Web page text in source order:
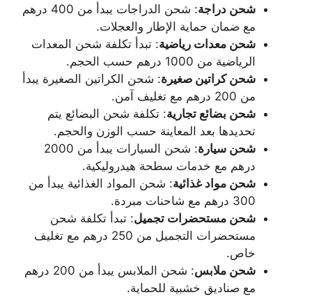
شحن دراجة
: شحن الدراجات يبدأ من 400 درهم
مع ضمان حماية الإطار والعجلات.
شحن معدات رياضية: تبدأ تكلفة شحن المعدات
الرياضية من 1000 درهم حسب الحجم.
شحن كراتين صغيرة: شحن الكراتين الصغيرة يبدأ
من 200 درهم مع تغليف آمن.
شحن بضائع تجارية: تكلفة شحن البضائع يتم
تحديدها بعد المعاينة حسب الوزن والحجم.
شحن سيارة
: شحن السيارات يبدأ من 2000
درهم مع خدمات سطحة هيدروليكية.
شحن مواد غذائية: شحن المواد الغذائية يبدأ من
300 درهم مع شاحنات مبردة.
شحن مستحضرات تجميل: تبدأ تكلفة شحن
مستحضرات التجميل من 250 درهم مع تغليف
خاص.
شحن ملابس
: شحن الملابس يبدأ من 200 درهم
مع صناديق خشبية للحماية.